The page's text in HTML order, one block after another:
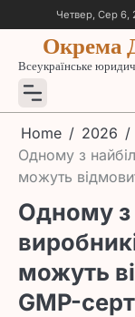
to
content
Четвер, Сер 6,
Окрема
Всеукраїнське
Home 2026
Одному з
можуть
Одному з
можуть
GMP-